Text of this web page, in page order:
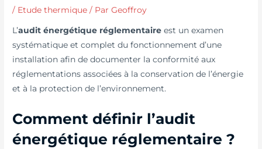
/ Etude thermique / ParGeoffroy
L’audit énergétique réglementaire est un examen
systématique et complet du fonctionnement d’une
installation afin de documenter la conformité aux
réglementations associées à la conservation de l’énergie
et à la protection de l’environnement.
Comment définir l’audit
énergétique réglementaire?